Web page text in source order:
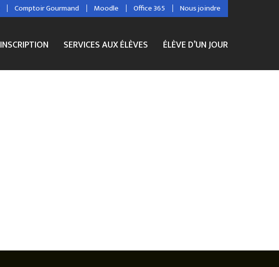
Comptoir Gourmand Moodle Office 365 Nous joindre
INSCRIPTION SERVICES AUX ÉLÈVES ÉLÈVE D’UN JOUR